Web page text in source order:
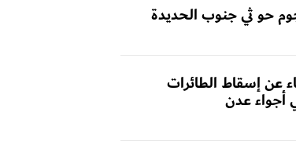
حو ثي جنوب الحديدة
عن إسقاط الطائرات
أجواء عدن